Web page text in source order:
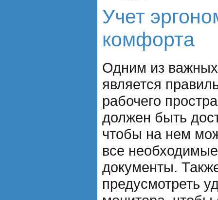
Учет
комфорта
Одним из важных
является
рабочего
должен быть
чтобы на нем
все
документы.
предусмотреть